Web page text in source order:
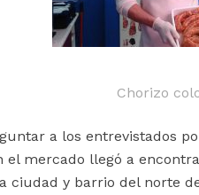
Chorizo
a los entrevistados
el mercado llegó a
ciudad y barrio del norte